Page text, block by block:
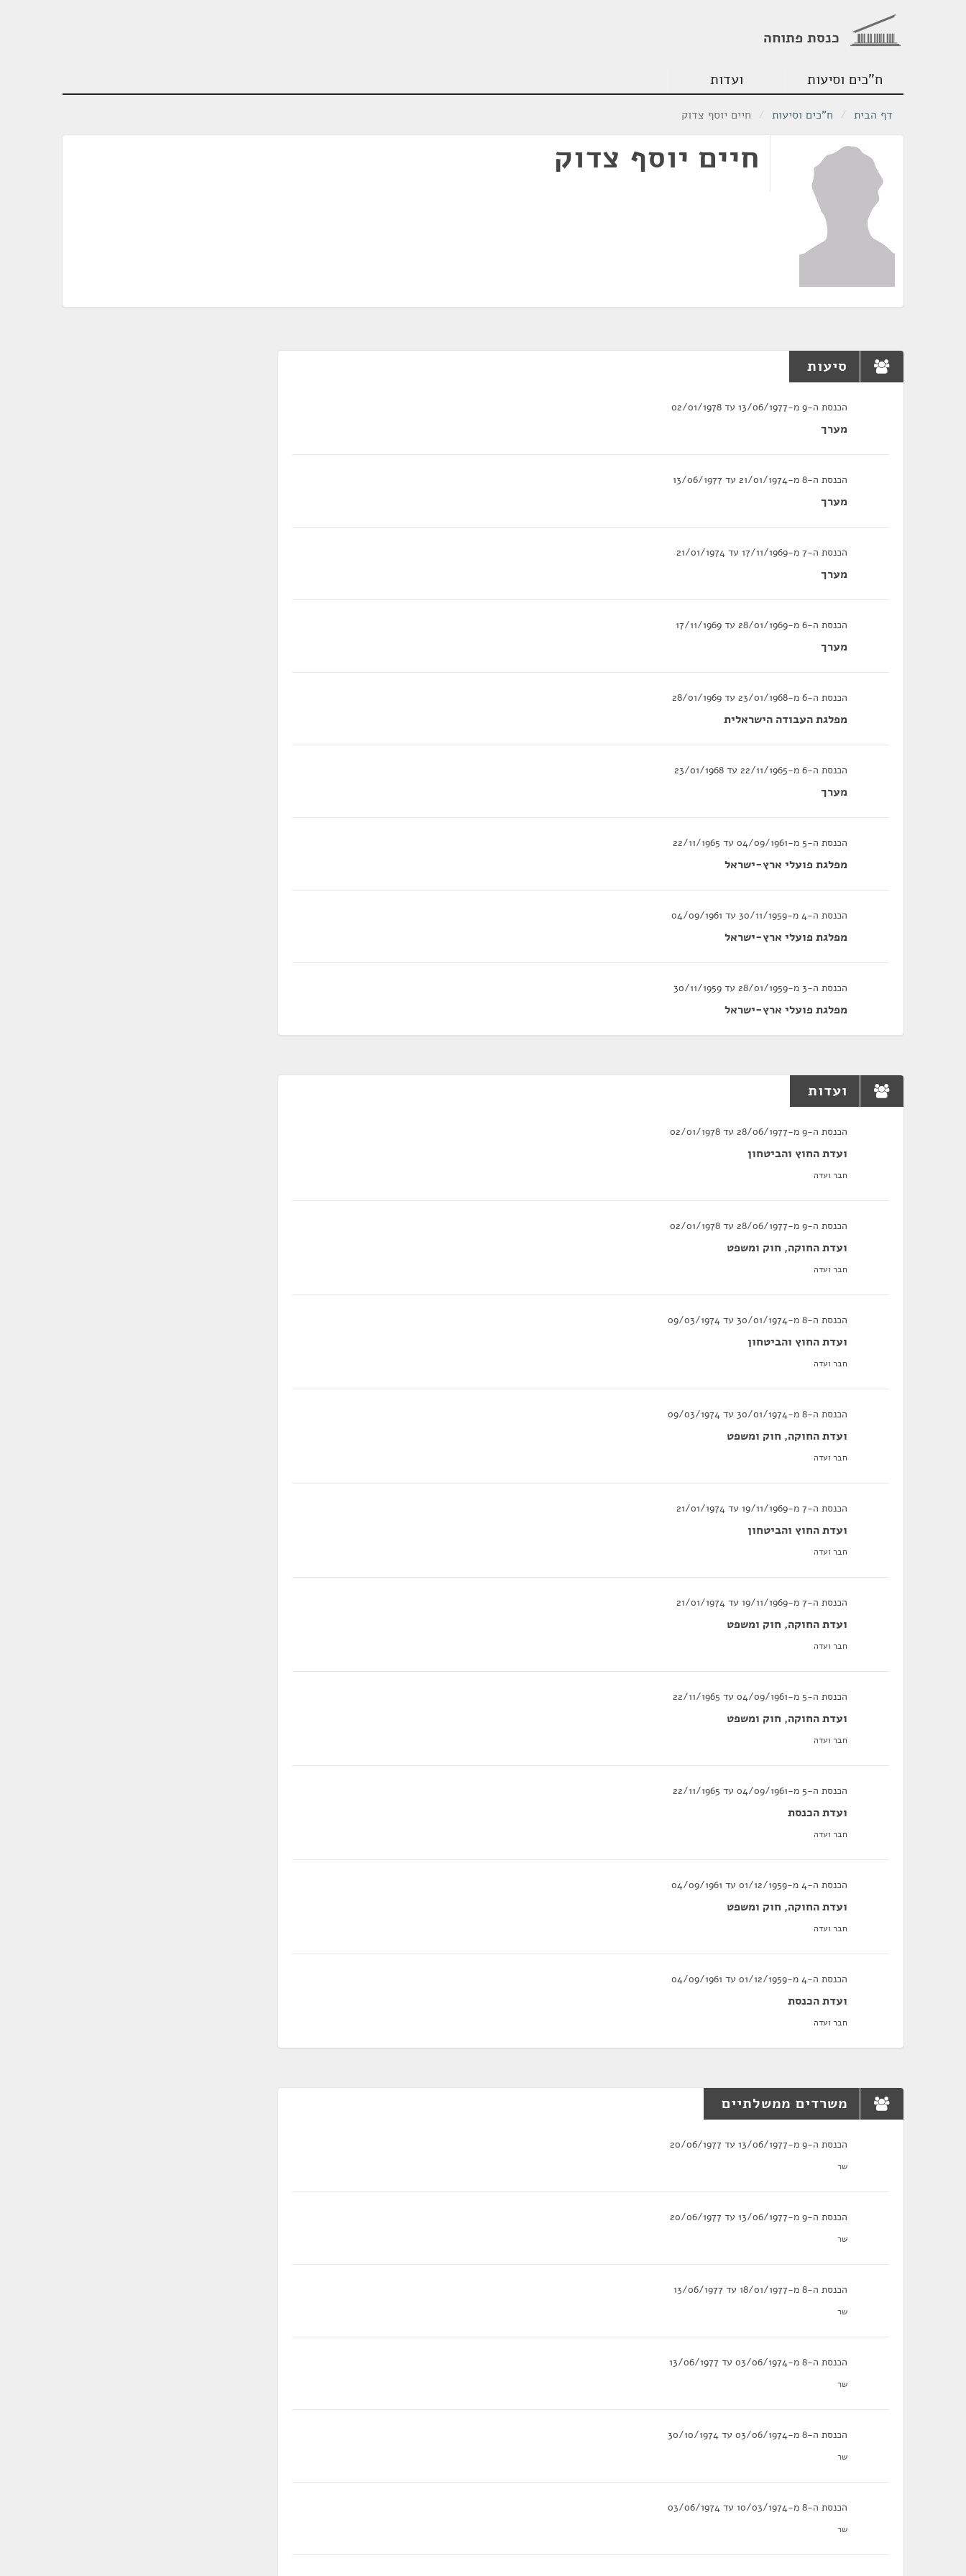
כנסת פתוחה
ח"כים וסיעות ועדות
דף הבית / ח"כים וסיעות / חיים יוסף צדוק
חיים יוסף צדוק
סיעות
הכנסת ה-9 מ-13/06/1977 עד 02/01/1978
מערך
הכנסת ה-8 מ-21/01/1974 עד 13/06/1977
מערך
הכנסת ה-7 מ-17/11/1969 עד 21/01/1974
מערך
הכנסת ה-6 מ-28/01/1969 עד 17/11/1969
מערך
הכנסת ה-6 מ-23/01/1968 עד 28/01/1969
מפלגת העבודה הישראלית
הכנסת ה-6 מ-22/11/1965 עד 23/01/1968
מערך
הכנסת ה-5 מ-04/09/1961 עד 22/11/1965
מפלגת פועלי ארץ-ישראל
הכנסת ה-4 מ-30/11/1959 עד 04/09/1961
מפלגת פועלי ארץ-ישראל
הכנסת ה-3 מ-28/01/1959 עד 30/11/1959
מפלגת פועלי ארץ-ישראל
ועדות
הכנסת ה-9 מ-28/06/1977 עד 02/01/1978
ועדת החוץ והביטחון
חבר ועדה
הכנסת ה-9 מ-28/06/1977 עד 02/01/1978
ועדת החוקה, חוק ומשפט
חבר ועדה
הכנסת ה-8 מ-30/01/1974 עד 09/03/1974
ועדת החוץ והביטחון
חבר ועדה
הכנסת ה-8 מ-30/01/1974 עד 09/03/1974
ועדת החוקה, חוק ומשפט
חבר ועדה
הכנסת ה-7 מ-19/11/1969 עד 21/01/1974
ועדת החוץ והביטחון
חבר ועדה
הכנסת ה-7 מ-19/11/1969 עד 21/01/1974
ועדת החוקה, חוק ומשפט
חבר ועדה
הכנסת ה-5 מ-04/09/1961 עד 22/11/1965
ועדת החוקה, חוק ומשפט
חבר ועדה
הכנסת ה-5 מ-04/09/1961 עד 22/11/1965
ועדת הכנסת
חבר ועדה
הכנסת ה-4 מ-01/12/1959 עד 04/09/1961
ועדת החוקה, חוק ומשפט
חבר ועדה
הכנסת ה-4 מ-01/12/1959 עד 04/09/1961
ועדת הכנסת
חבר ועדה
משרדים ממשלתיים
הכנסת ה-9 מ-13/06/1977 עד 20/06/1977
שר
הכנסת ה-9 מ-13/06/1977 עד 20/06/1977
שר
הכנסת ה-8 מ-18/01/1977 עד 13/06/1977
שר
הכנסת ה-8 מ-03/06/1974 עד 13/06/1977
שר
הכנסת ה-8 מ-03/06/1974 עד 30/10/1974
שר
הכנסת ה-8 מ-10/03/1974 עד 03/06/1974
שר